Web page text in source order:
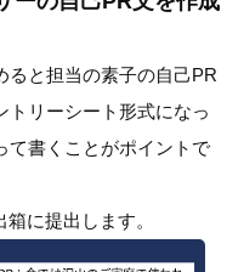
ると担当の素子の自己PR
トリーシート形式になっ
て書くことがポイントで
に提出します。